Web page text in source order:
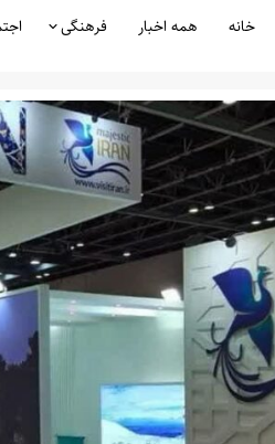
خانه همه اخبار فرهنگی